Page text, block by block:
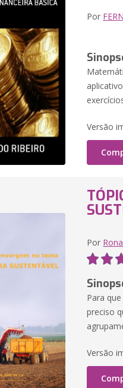
Por
Versão
Por
Para
preciso
Versão